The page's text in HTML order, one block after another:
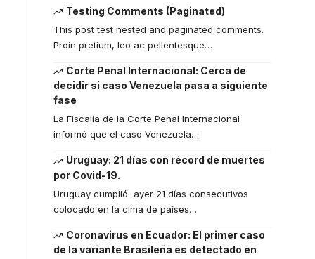
Testing Comments (Paginated)
This post test nested and paginated comments.
Proin pretium, leo ac pellentesque…
Corte Penal Internacional: Cerca de
decidir si caso Venezuela pasa a siguiente
fase
La Fiscalía de la Corte Penal Internacional
informó que el caso Venezuela…
Uruguay: 21 días con récord de muertes
por Covid-19.
Uruguay cumplió ayer 21 días consecutivos
colocado en la cima de países…
Coronavirus en Ecuador: El primer caso
de la variante Brasileña es detectado en